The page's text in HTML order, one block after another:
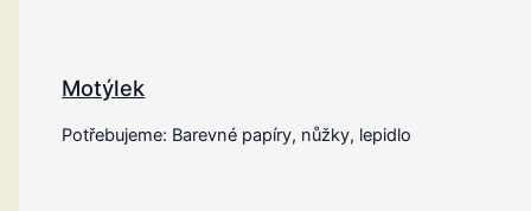
Motýlek
Potřebujeme: Barevné papíry, nůžky, lepidlo